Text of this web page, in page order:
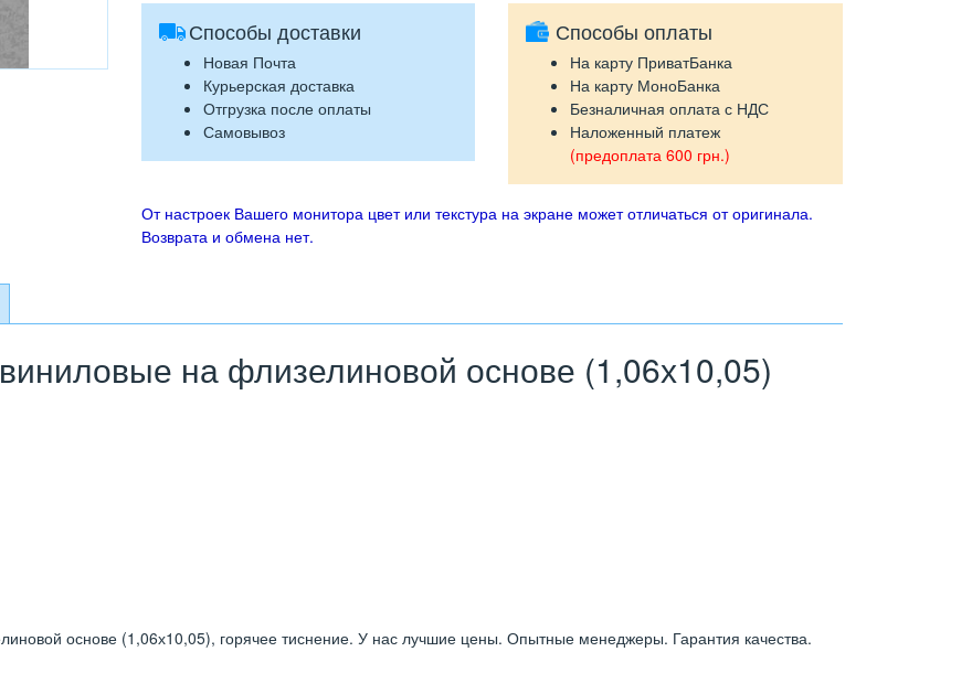
Способы доставки
Новая Почта
Курьерская доставка
Отгрузка после оплаты
Самовывоз
Способы оплаты
На карту ПриватБанка
На карту МоноБанка
Безналичная оплата с НДС
Наложенный платеж
(предоплата 600 грн.)
От настроек Вашего монитора цвет или текстура на экране может отличаться от оригинала.
Возврата и обмена нет.
на флизелиновой основе (1,06х10,05)
основе (1,06х10,05), горячее тиснение. У нас лучшие цены. Опытные менеджеры. Гарантия качества.